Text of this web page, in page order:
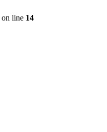
on line 14